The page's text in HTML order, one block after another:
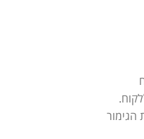
הגימור